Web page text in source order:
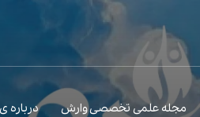
مجله علمی تخصصی وارش درباره